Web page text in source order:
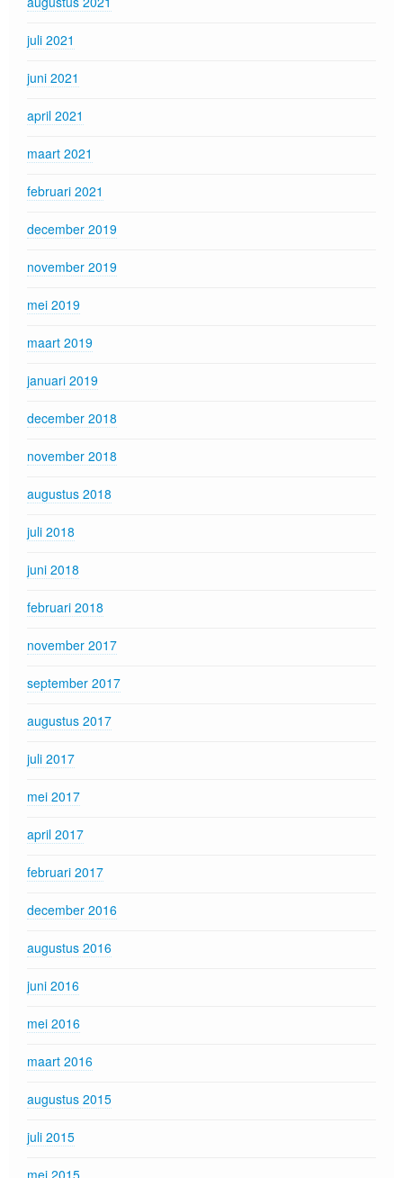
juli 2021
juni 2021
april 2021
maart 2021
februari 2021
december 2019
november 2019
mei 2019
maart 2019
januari 2019
december 2018
november 2018
augustus 2018
juli 2018
juni 2018
februari 2018
november 2017
september 2017
augustus 2017
juli 2017
mei 2017
april 2017
februari 2017
december 2016
augustus 2016
juni 2016
mei 2016
maart 2016
augustus 2015
juli 2015